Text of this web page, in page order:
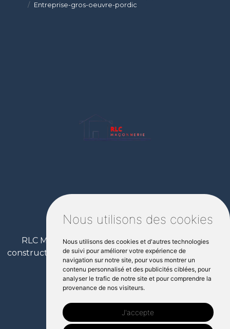
Nous utilisons des cookies
Nous utilisons des cookies et d'autres technologies
de suivi pour améliorer votre expérience de
navigation sur notre site, pour vous montrer un
contenu personnalisé et des publicités ciblées, pour
analyser le trafic de notre site et pour comprendre la
provenance de nos visiteurs.
J'accepte
Entreprise-gros-oeuvre-pordic
RLC Maçonnerie à Saint-Brieuc : spécialiste en
construction, rénovation et aménagement extérieur
dans les Côtes-d'Armor.
Nos Coordonnées